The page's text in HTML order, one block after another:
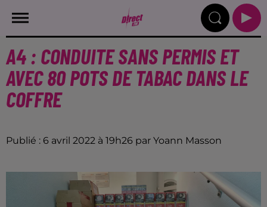
A4 : CONDUITE SANS PERMIS ET
AVEC 80 POTS DE TABAC DANS LE
COFFRE
Publié : 6 avril 2022 à 19h26 par Yoann Masson